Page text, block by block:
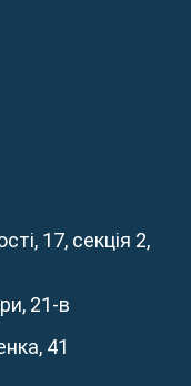
17, секція 2,
21-в
41